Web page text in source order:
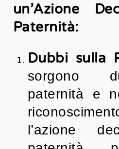
un’Azione
Paternità:
Dubbi sulla
sorgono
paternità e
l’azione